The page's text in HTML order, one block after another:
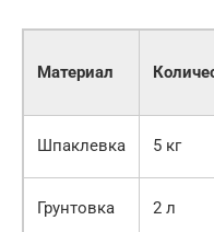
Материал
Шпаклевка 5 кг
Грунтовка 2 л